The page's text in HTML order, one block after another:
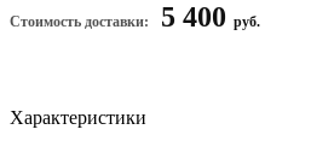
Стоимость доставки: 5 400 руб.
Характеристики